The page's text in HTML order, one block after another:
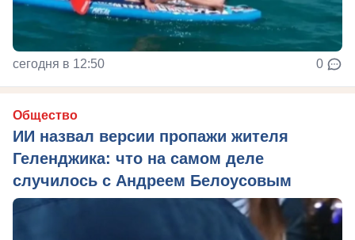
сегодня в 12:50 0
Общество
ИИ назвал версии пропажи жителя
Геленджика: что на самом деле
случилось с Андреем Белоусовым